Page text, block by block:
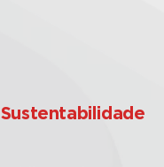
Sustentabilidade